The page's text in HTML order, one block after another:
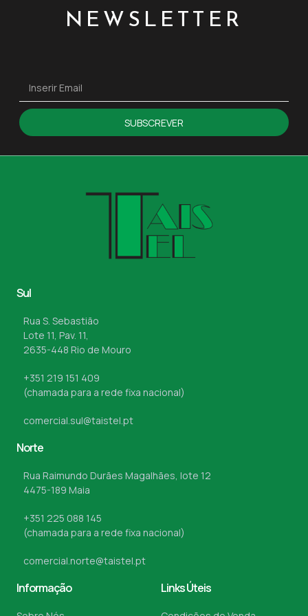
NEWSLETTER
SUBSCREVER
Sul
Rua S. Sebastião
Lote 11, Pav. 11,
2635-448 Rio de Mouro
+351 219 151 409
(chamada para a rede fixa nacional)
comercial.sul@taistel.pt
Norte
Rua Raimundo Durães Magalhães, lote 12
4475-189 Maia
+351 225 088 145
(chamada para a rede fixa nacional)
comercial.norte@taistel.pt
Informação Links Úteis